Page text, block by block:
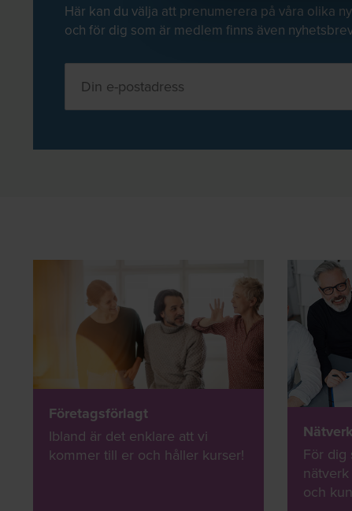
Här kan du välja att prenumerera på våra olika
och för dig som är medlem finns även
Företagsförlagt
Ibland är det enklare att vi
kommer till er och håller kurser!
Nätverk
För dig
och